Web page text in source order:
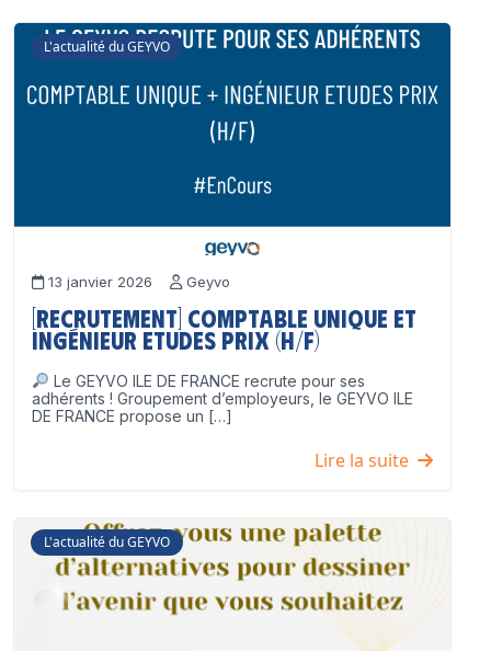
L'actualité du GEYVO
13 janvier 2026 Geyvo
[Recrutement] Comptable unique et
Ingénieur Etudes Prix (H/F)
Le GEYVO ILE DE FRANCE recrute pour ses
adhérents ! Groupement d’employeurs, le GEYVO ILE
DE FRANCE propose un […]
Lire la suite
L'actualité du GEYVO